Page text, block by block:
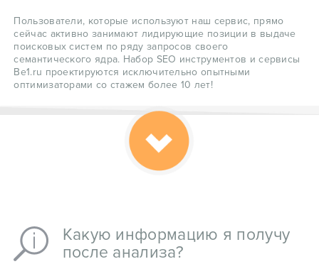
Пользователи, которые используют наш сервис, прямо
сейчас активно занимают лидирующие позиции в выдаче
поисковых систем по ряду запросов своего
семантического ядра. Набор SEO инструментов и сервисы
Be1.ru проектируются исключительно опытными
оптимизаторами со стажем более 10 лет!
Какую информацию я получу
после анализа?